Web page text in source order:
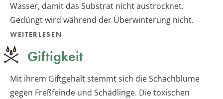
Wasser, damit das Substrat nicht austrocknet.
Gedüngt wird während der Überwinterung nicht.
WEITERLESEN
Giftigkeit
Mit ihrem Giftgehalt stemmt sich die Schachblume
gegen Freßfeinde und Schädlinge. Die toxischen